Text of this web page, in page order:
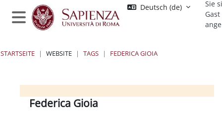
Zum Hauptinhalt
Website-Übersicht
Deutsch ‎(de)‎
Sie
Gast
STARTSEITE WEBSITE TAGS FEDERICA GIOIA
Blöcke
Blöcke
Blöcke
BlöckeFederica Gioia